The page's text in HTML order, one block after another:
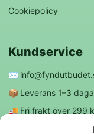
Cookiepolicy
Kundservice
✉️
📦 Leverans 1–3
🚚 Fri frakt över 299